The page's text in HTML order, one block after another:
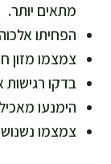
מתאים יותר.
הפחיתו
צמצמו מזון
בדקו רגישות
הימנעו
צמצמו